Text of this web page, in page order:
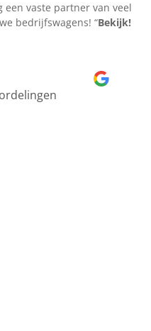
vaste partner van veel
bedrijfswagens! “Bekijk!